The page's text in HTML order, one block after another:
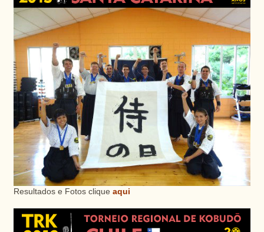
Resultados e Fotos clique aqui